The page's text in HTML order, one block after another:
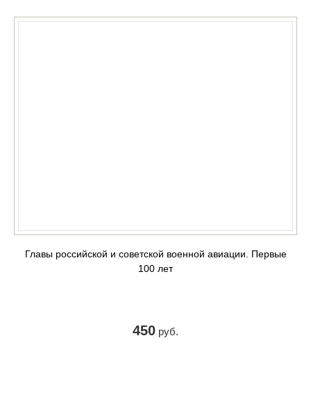
Главы российской и советской военной авиации. Первые
100 лет
450 руб.